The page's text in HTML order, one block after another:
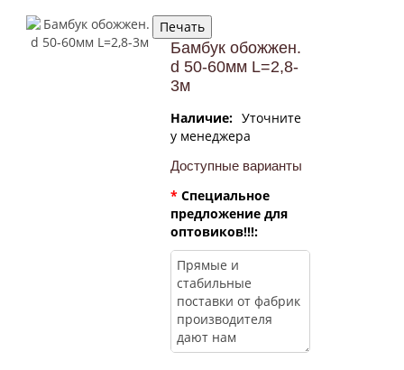
Бамбук обожжен.
d 50-60мм L=2,8-
3м
Наличие: Уточните
у менеджера
Доступные варианты
* Специальное
предложение для
оптовиков!!!: